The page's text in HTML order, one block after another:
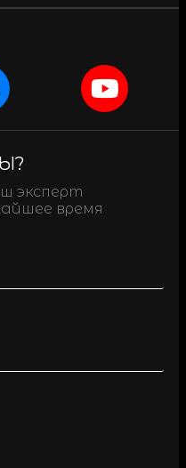
эксперт
время